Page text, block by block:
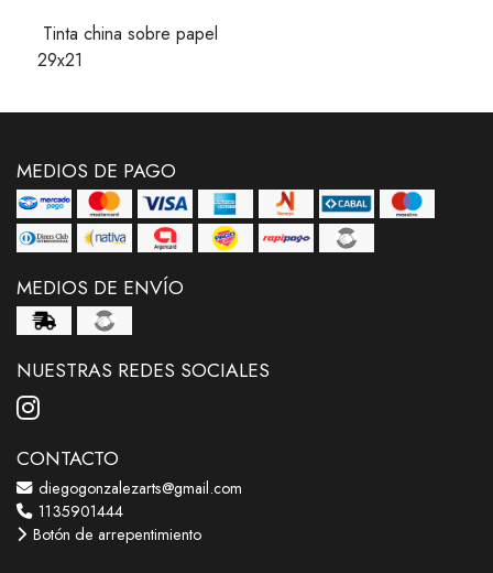
Tinta china sobre papel
29x21
MEDIOS DE PAGO
MEDIOS DE ENVÍO
NUESTRAS REDES SOCIALES
CONTACTO
diegogonzalezarts@gmail.com
1135901444
Botón de arrepentimiento